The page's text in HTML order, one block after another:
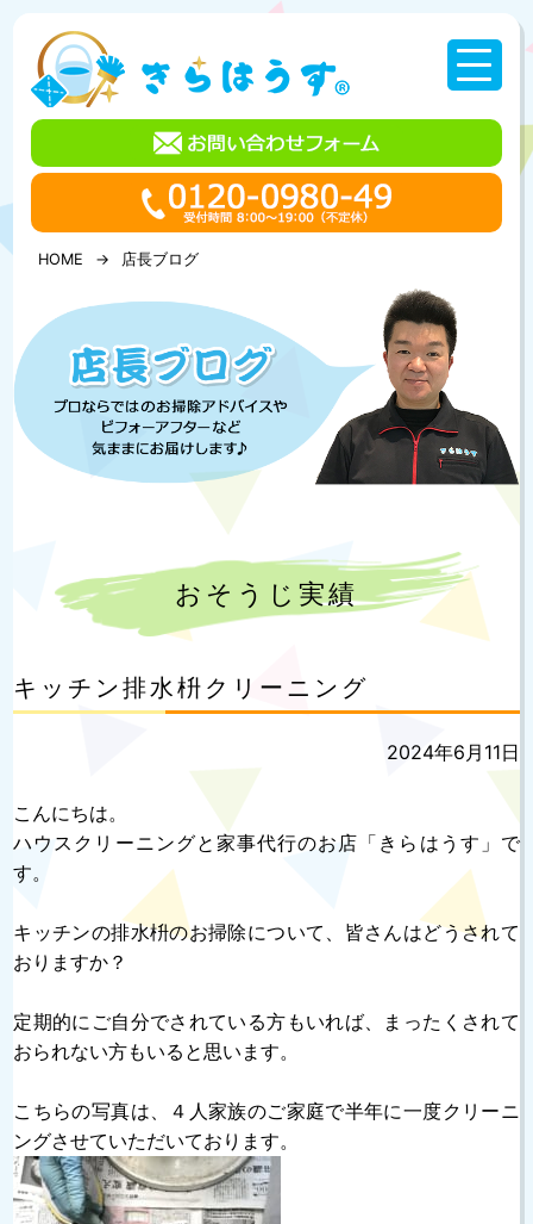
プ
HOME 店長ブログ
おそうじ実績
キッチン排水枡クリーニング
投
2024年6月11日
こんにちは。
ハウスクリーニングと家事代行のお店「きらはうす」で
す。
キッチンの排水枡のお掃除について、皆さんはどうされて
おりますか？
定期的にご自分でされている方もいれば、まったくされて
おられない方もいると思います。
こちらの写真は、４人家族のご家庭で半年に一度クリーニ
ングさせていただいております。